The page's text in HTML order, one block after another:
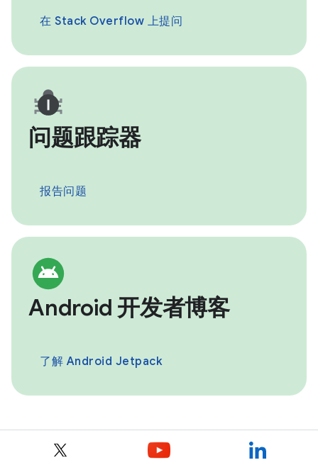
在 Stack Overflow 上提问
问题跟踪器
报告问题
Android 开发者博客
了解 Android Jetpack